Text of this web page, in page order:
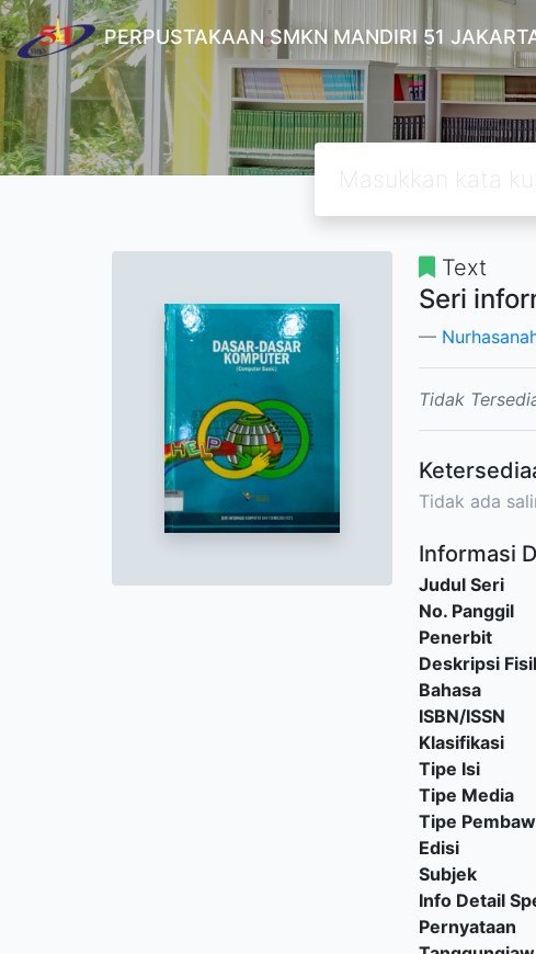
PERPUSTAKAAN SMKN MANDIRI 51
Text
Seri
Tidak
Tidak ada
Informasi
Judul Seri
No. Panggil
Penerbit
Deskripsi
Bahasa
ISBN/ISSN
Klasifikasi
Tipe Isi
Tipe Media
Tipe
Edisi
Subjek
Info Detail
Pernyataan